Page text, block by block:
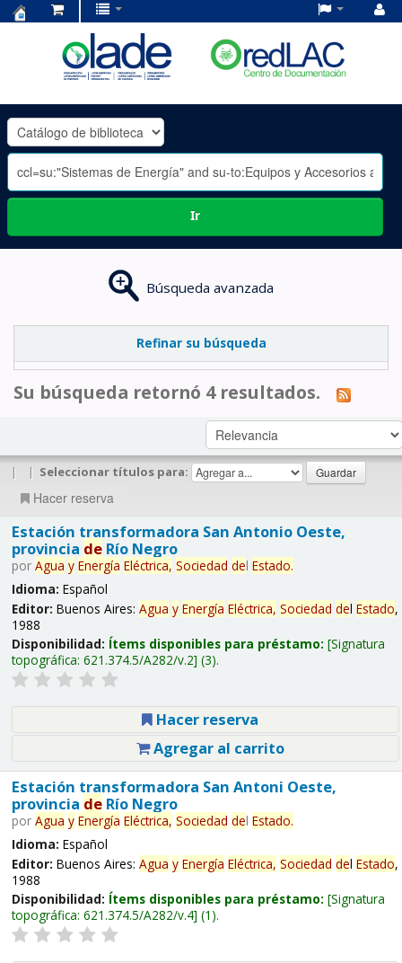
OLADE
-
Ir
Búsqueda avanzada
Refinar su búsqueda
Su búsqueda retornó 4 resultados.
| | Seleccionar títulos para:
Hacer reserva
Estación transformadora San Antonio Oeste,
provincia deRío Negro
por Agua y Energía Eléctrica, Sociedad del Estado.
Idioma: Español
Editor: Buenos Aires: Agua y Energía Eléctrica, Sociedad del Estado,
1988
Disponibilidad: Ítems disponibles para préstamo: Signatura
topográfica: 621.374.5/A282/v.2 (3).
Hacer reserva
Agregar al carrito
Estación transformadora San Antoni Oeste,
provincia deRío Negro
por Agua y Energía Eléctrica, Sociedad del Estado.
Idioma: Español
Editor: Buenos Aires: Agua y Energía Eléctrica, Sociedad del Estado,
1988
Disponibilidad: Ítems disponibles para préstamo: Signatura
topográfica: 621.374.5/A282/v.4 (1).